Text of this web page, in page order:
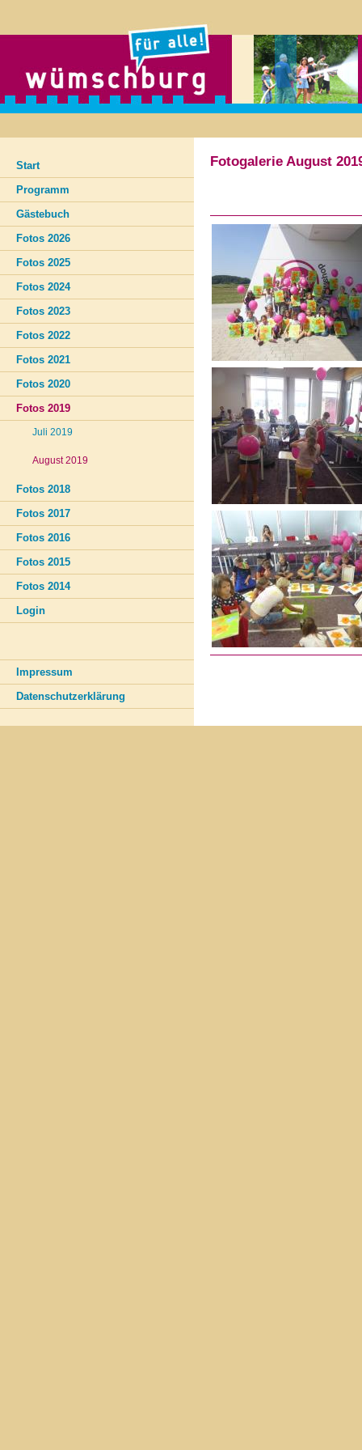
Start
Programm
Gästebuch
Fotos 2026
Fotos 2025
Fotos 2024
Fotos 2023
Fotos 2022
Fotos 2021
Fotos 2020
Fotos 2019
Juli 2019
August 2019
Fotos 2018
Fotos 2017
Fotos 2016
Fotos 2015
Fotos 2014
Login
Impressum
Datenschutzerklärung
Fotogalerie August